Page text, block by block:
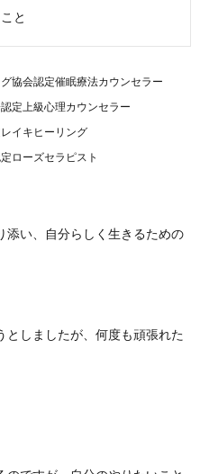
と
協会認定催眠療法カウンセラー
定上級心理カウンセラー
イキヒーリング
ローズセラピスト
添い、自分らしく生きるための
としましたが、何度も頑張れた